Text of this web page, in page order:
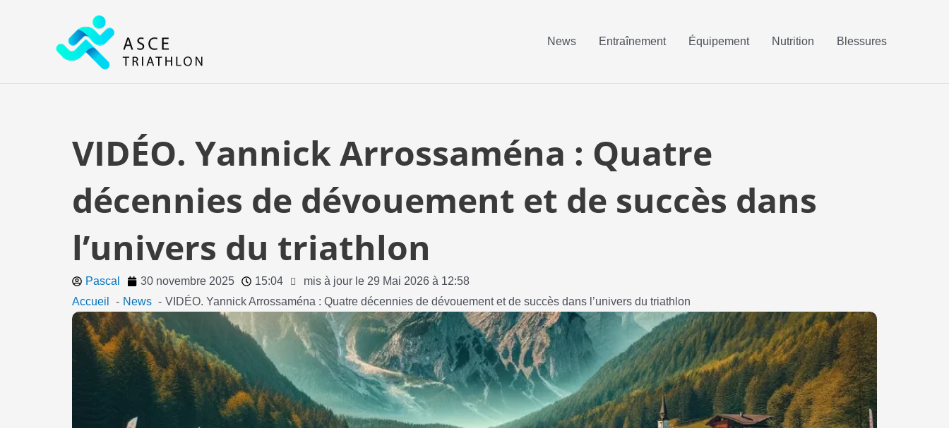
News Entraînement Équipement Nutrition Blessures
VIDÉO. Yannick Arrossaména : Quatre
décennies de dévouement et de succès dans
l’univers du triathlon
Pascal 30 novembre 2025 15:04
mis à jour le 29 Mai 2026 à 12:58
Accueil
News VIDÉO. Yannick Arrossaména : Quatre décennies de dévouement et de succès dans l’univers du triathlon